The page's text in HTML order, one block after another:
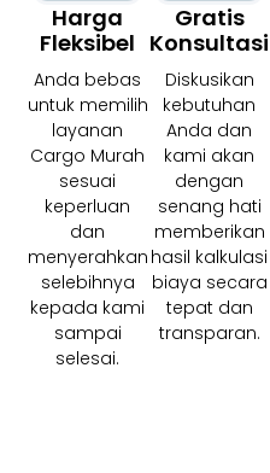
Harga
Fleksibel
Anda bebas
untuk memilih
layanan
Cargo Murah
sesuai
keperluan
dan
menyerahkan
selebihnya
kepada kami
sampai
selesai.
Gratis
Konsultasi
Diskusikan
kebutuhan
Anda dan
kami akan
dengan
senang hati
memberikan
hasil kalkulasi
biaya secara
tepat dan
transparan.